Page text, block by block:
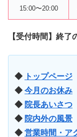
15:00〜20:00
【受付時間】終
◆
トップページ
◆ 今月のお休み
◆ 院長あいさつ
◆ 院内外の風景
◆ 営業時間・ア